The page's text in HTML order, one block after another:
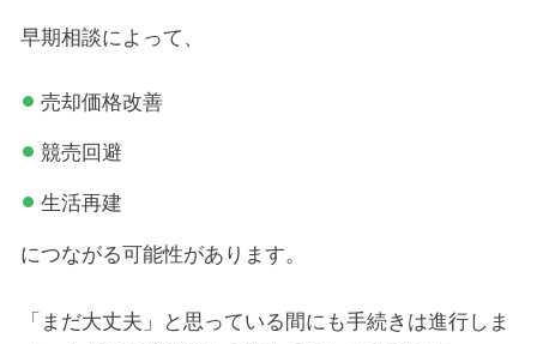
早期相談によって、
売却価格改善
競売回避
生活再建
につながる可能性があります。
「まだ大丈夫」と思っている間にも手続きは進行しま